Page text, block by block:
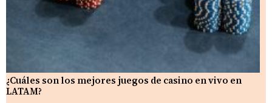
¿Cuáles son los mejores juegos de casino en vivo en
LATAM?